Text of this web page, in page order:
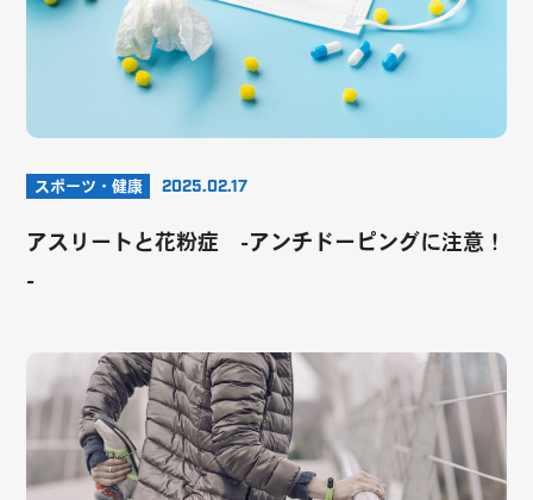
スポーツ・健康 2025.02.17
アスリートと花粉症 -アンチドーピングに注意！
-